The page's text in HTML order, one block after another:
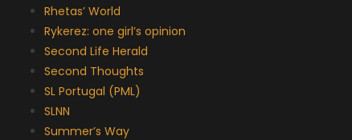
Rhetas’ World
Rykerez: one girl’s opinion
Second Life Herald
Second Thoughts
SL Portugal (PML)
SLNN
Summer’s Way